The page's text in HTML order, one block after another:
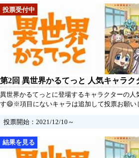
第2回 異世界かるてっと 人気キャラク
異世界かるてっとに登場するキャラクターの人
す😄※項目にないキャラは追加して投票お願い
投票開始：2021/12/10～